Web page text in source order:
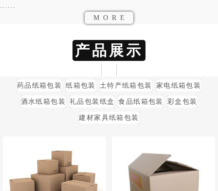
......
MORE
产品展示
药品纸箱包装 纸箱包装 土特产纸箱包装 家电纸箱包装
酒水纸箱包装 礼品包装纸盒 食品纸箱包装 彩盒包装
建材家具纸箱包装